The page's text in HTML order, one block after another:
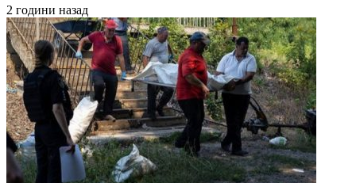
2 години назад